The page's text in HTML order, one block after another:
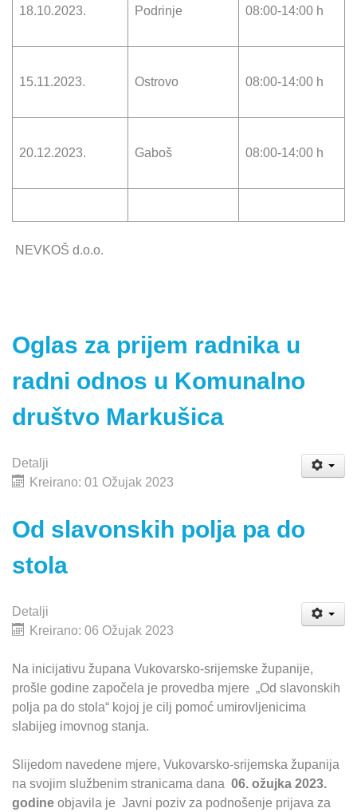
18.10.2023. Podrinje 08:00-14:00 h
15.11.2023. Ostrovo 08:00-14:00 h
20.12.2023. Gaboš 08:00-14:00 h
NEVKOŠ d.o.o.
Oglas za prijem radnika u
radni odnos u Komunalno
društvo Markušica
Detalji
Kreirano: 01 Ožujak 2023
Od slavonskih polja pa do
stola
Detalji
Kreirano: 06 Ožujak 2023
Na inicijativu župana Vukovarsko-srijemske županije,
prošle godine započela je provedba mjere „Od slavonskih
polja pa do stola“ kojoj je cilj pomoć umirovljenicima
slabijeg imovnog stanja.
Slijedom navedene mjere, Vukovarsko-srijemska županija
na svojim službenim stranicama dana 06. ožujka 2023.
godine objavila je Javni poziv za podnošenje prijava za